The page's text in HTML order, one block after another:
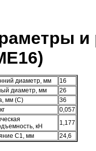
и
диаметр, мм
16
диаметр, мм
26
мм (C)
36
0,057
кН
1,177
C1, мм
24,6